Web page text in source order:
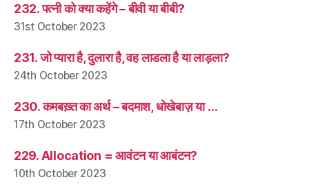
232. पत्नी को क्या कहेंगे – बीवी या बीबी?
31st October 2023
231. जो प्यारा है, दुलारा है, वह लाडला है या लाड़ला?
24th October 2023
230. कमबख़्त का अर्थ – बदमाश, धोखेबाज़ या …
17th October 2023
229. Allocation = आवंटन या आबंटन?
10th October 2023